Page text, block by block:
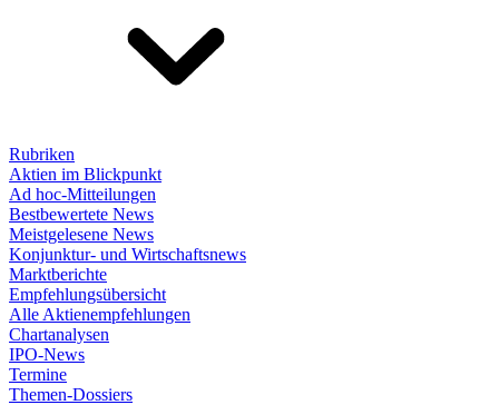
Rubriken
Aktien im Blickpunkt
Ad hoc-Mitteilungen
Bestbewertete News
Meistgelesene News
Konjunktur- und Wirtschaftsnews
Marktberichte
Empfehlungsübersicht
Alle Aktienempfehlungen
Chartanalysen
IPO-News
Termine
Themen-Dossiers